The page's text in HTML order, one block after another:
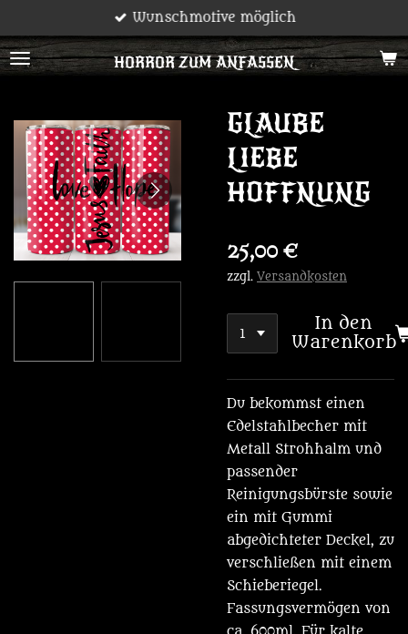
Hauptinhalt
springen
HORROR ZUM ANFASSEN
Wunschmotive möglich
GLAUBE
LIEBE
HOFFNUNG
25,00 €
zzgl. Versandkosten
In den
Warenkorb
Du bekommst einen
Edelstahlbecher mit
Metall Strohhalm und
passender
Reinigungsbürste sowie
ein mit Gummi
abgedichteter Deckel, zu
verschließen mit einem
Schieberiegel.
Fassungsvermögen von